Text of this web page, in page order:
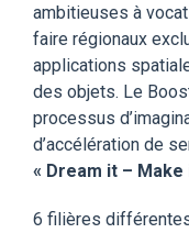
ambitieuses à
faire régionaux
applications
des objets. Le
processus
d’accélération de
« Dream it –
6 filières